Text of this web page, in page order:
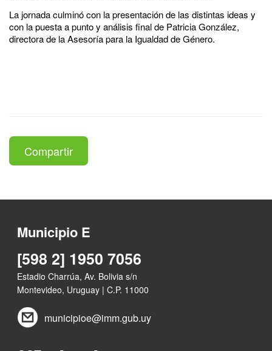
La jornada culminó con la presentación de las distintas ideas y
con la puesta a punto y análisis final de Patricia González,
directora de la Asesoría para la Igualdad de Género.
Compartir
Municipio E
[598 2] 1950 7056
Estadio Charrúa, Av. Bolivia s/n
Montevideo, Uruguay | C.P. 11000
municipioe@imm.gub.uy